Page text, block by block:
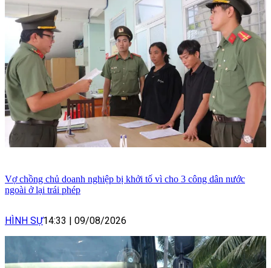
Vợ chồng chủ doanh nghiệp bị khởi tố vì cho 3 công dân nước
ngoài ở lại trái phép
HÌNH SỰ14:33 | 09/08/2026